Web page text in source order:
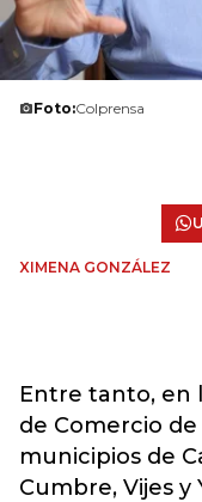
Foto:Colprensa
XIMENA GONZÁLEZ
Entre tanto, en
de Comercio
municipios de
Cumbre, Vijes